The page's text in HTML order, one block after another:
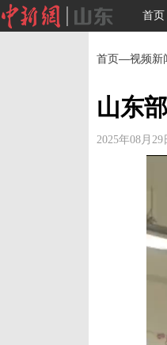
首页
首页—视频新
山东
2025年08月